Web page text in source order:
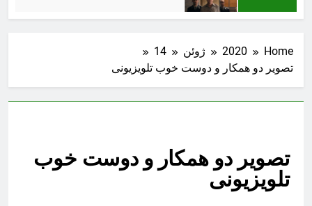
Home
2020 ژوئن
14
تصویر دو همکار و دوست خوب تلویزیونی
تصویر دو همکار و دوست خوب
تلویزیونی